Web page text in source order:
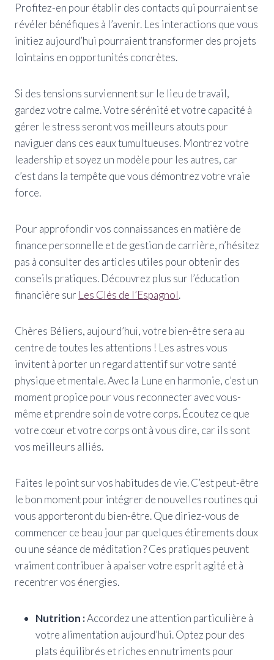
Profitez-en pour établir des contacts qui pourraient se
révéler bénéfiques à l’avenir. Les interactions que vous
initiez aujourd’hui pourraient transformer des projets
lointains en opportunités concrètes.
Si des tensions surviennent sur le lieu de travail,
gardez votre calme. Votre sérénité et votre capacité à
gérer le stress seront vos meilleurs atouts pour
naviguer dans ces eaux tumultueuses. Montrez votre
leadership et soyez un modèle pour les autres, car
c’est dans la tempête que vous démontrez votre vraie
force.
Pour approfondir vos connaissances en matière de
finance personnelle et de gestion de carrière, n’hésitez
pas à consulter des articles utiles pour obtenir des
conseils pratiques. Découvrez plus sur l’éducation
financière sur Les Clés de l’Espagnol.
Chères Béliers, aujourd’hui, votre bien-être sera au
centre de toutes les attentions ! Les astres vous
invitent à porter un regard attentif sur votre santé
physique et mentale. Avec la Lune en harmonie, c’est un
moment propice pour vous reconnecter avec vous-
même et prendre soin de votre corps. Écoutez ce que
votre cœur et votre corps ont à vous dire, car ils sont
vos meilleurs alliés.
Faites le point sur vos habitudes de vie. C’est peut-être
le bon moment pour intégrer de nouvelles routines qui
vous apporteront du bien-être. Que diriez-vous de
commencer ce beau jour par quelques étirements doux
ou une séance de méditation ? Ces pratiques peuvent
vraiment contribuer à apaiser votre esprit agité et à
recentrer vos énergies.
Nutrition :Accordez une attention particulière à
votre alimentation aujourd’hui. Optez pour des
plats équilibrés et riches en nutriments pour